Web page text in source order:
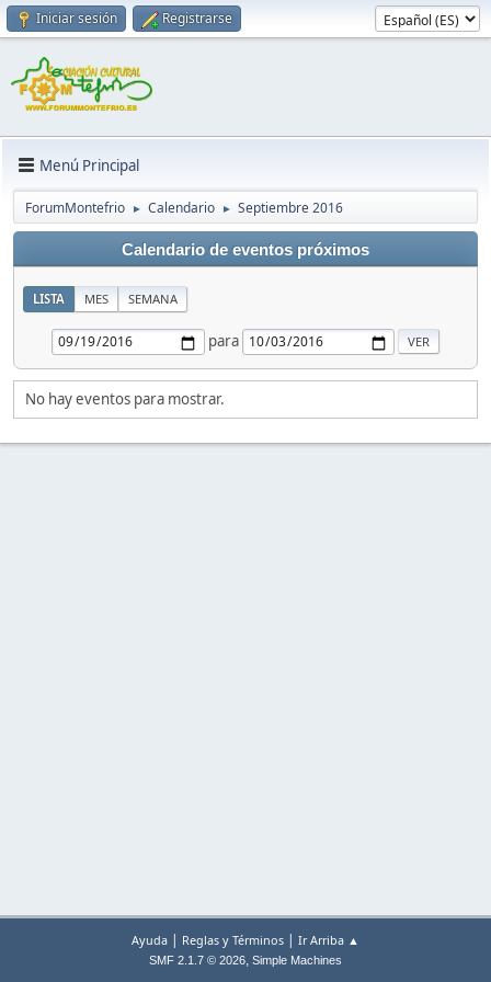
Iniciar sesión Registrarse
Menú Principal
ForumMontefrio ► Calendario ► Septiembre 2016
Calendario de eventos próximos
LISTA MES SEMANA
para
No hay eventos para mostrar.
Ayuda | Reglas y Términos | Ir Arriba ▲
SMF 2.1.7 © 2026, Simple Machines